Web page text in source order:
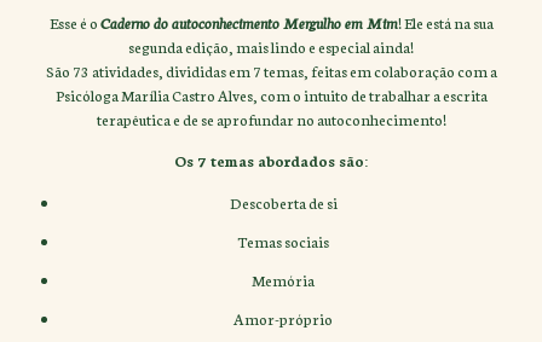
Esse é oCaderno do autoconhecimento Mergulho em Mim! Ele está na sua
segunda edição, mais lindo e especial ainda!
São 73 atividades, divididas em 7 temas, feitas em colaboração com a
Psicóloga Marília Castro Alves, com o intuito de trabalhar a escrita
terapêutica e de se aprofundar no autoconhecimento!
Os 7 temas abordados são:
Descoberta de si
Temas sociais
Memória
Amor-próprio